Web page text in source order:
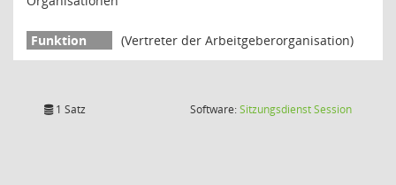
(Vertreter der Arbeitgeberorganisation)
1 Satz Software:SitzungsdienstSession(Wird in